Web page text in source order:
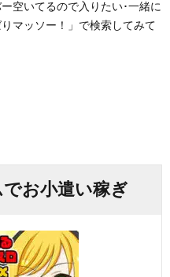
空いてるので入りたい･一緒に
マッソー！」で検索してみて
お小遣い稼ぎ